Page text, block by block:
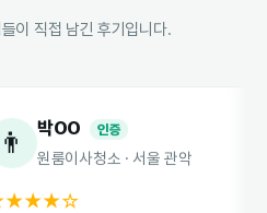
이 직접 남긴 후기입니다.
박OO 인증
원룸이사청소 · 서울 관악